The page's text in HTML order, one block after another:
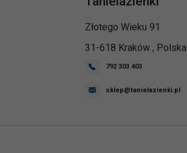
Złotego Wieku 91
31-618 Kraków , Polska
792 303 403
sklep@tanielazienki.pl